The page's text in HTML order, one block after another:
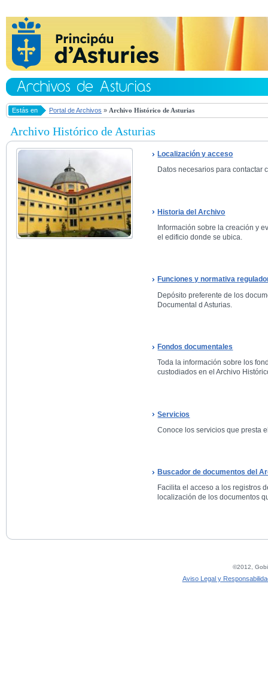
Estás en Portal de Archivos » Archivo Histórico de Asturias
Archivo Histórico de Asturias
Localización y acceso
Datos necesarios para contactar
Historia del Archivo
Información sobre la creación y
el edificio donde se ubica.
Funciones y normativa
Depósito preferente de los
Documental d Asturias.
Fondos documentales
Toda la información sobre los
custodiados en el Archivo
Servicios
Conoce los servicios que presta
Buscador de documentos del
Facilita el acceso a los registros
localización de los documentos
©2012,
Aviso Legal y